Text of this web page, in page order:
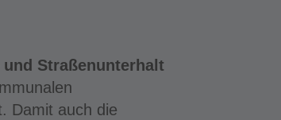
und Straßenunterhalt
Damit auch die